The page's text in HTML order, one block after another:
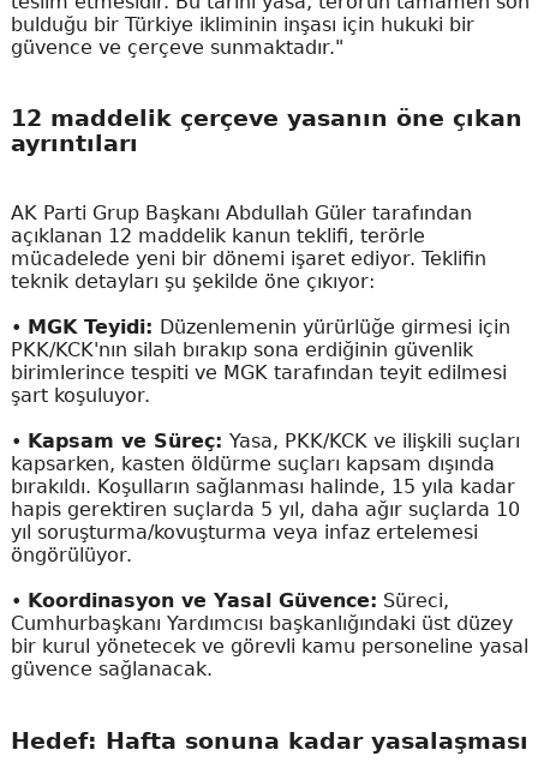
bulduğu bir Türkiye ikliminin inşası için hukuki bir
güvence ve çerçeve sunmaktadır."
12 maddelik çerçeve yasanın öne çıkan
ayrıntıları
AK Parti Grup Başkanı Abdullah Güler tarafından
açıklanan 12 maddelik kanun teklifi, terörle
mücadelede yeni bir dönemi işaret ediyor. Teklifin
teknik detayları şu şekilde öne çıkıyor:
• MGK Teyidi: Düzenlemenin yürürlüğe girmesi için
PKK/KCK'nın silah bırakıp sona erdiğinin güvenlik
birimlerince tespiti ve MGK tarafından teyit edilmesi
şart koşuluyor.
• Kapsam ve Süreç: Yasa, PKK/KCK ve ilişkili suçları
kapsarken, kasten öldürme suçları kapsam dışında
bırakıldı. Koşulların sağlanması halinde, 15 yıla kadar
hapis gerektiren suçlarda 5 yıl, daha ağır suçlarda 10
yıl soruşturma/kovuşturma veya infaz ertelemesi
öngörülüyor.
• Koordinasyon ve Yasal Güvence: Süreci,
Cumhurbaşkanı Yardımcısı başkanlığındaki üst düzey
bir kurul yönetecek ve görevli kamu personeline yasal
güvence sağlanacak.
Hedef: Hafta sonuna kadar yasalaşması